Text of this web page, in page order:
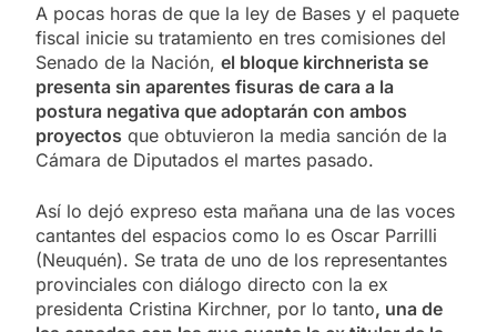
A pocas horas de que la ley de Bases y el paquete
fiscal inicie su tratamiento en tres comisiones del
Senado de la Nación, el bloque kirchnerista se
presenta sin aparentes fisuras de cara a la
postura negativa que adoptarán con ambos
proyectos que obtuvieron la media sanción de la
Cámara de Diputados el martes pasado.
Así lo dejó expreso esta mañana una de las voces
cantantes del espacios como lo es Oscar Parrilli
(Neuquén). Se trata de uno de los representantes
provinciales con diálogo directo con la ex
presidenta Cristina Kirchner, por lo tanto, una de